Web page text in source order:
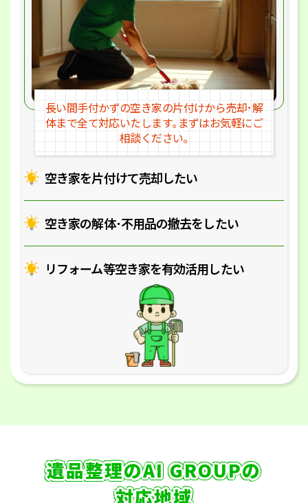
空き家を片付けて売却したい
空き家の解体･不用品の撤去をしたい
リフォーム等空き家を有効活用したい
長い間手付かずの空き家の片付けから売却･解
体まで全て対応いたします｡ まずはお気軽にご
相談ください｡
遺品整理のAI GROUPの
対応地域